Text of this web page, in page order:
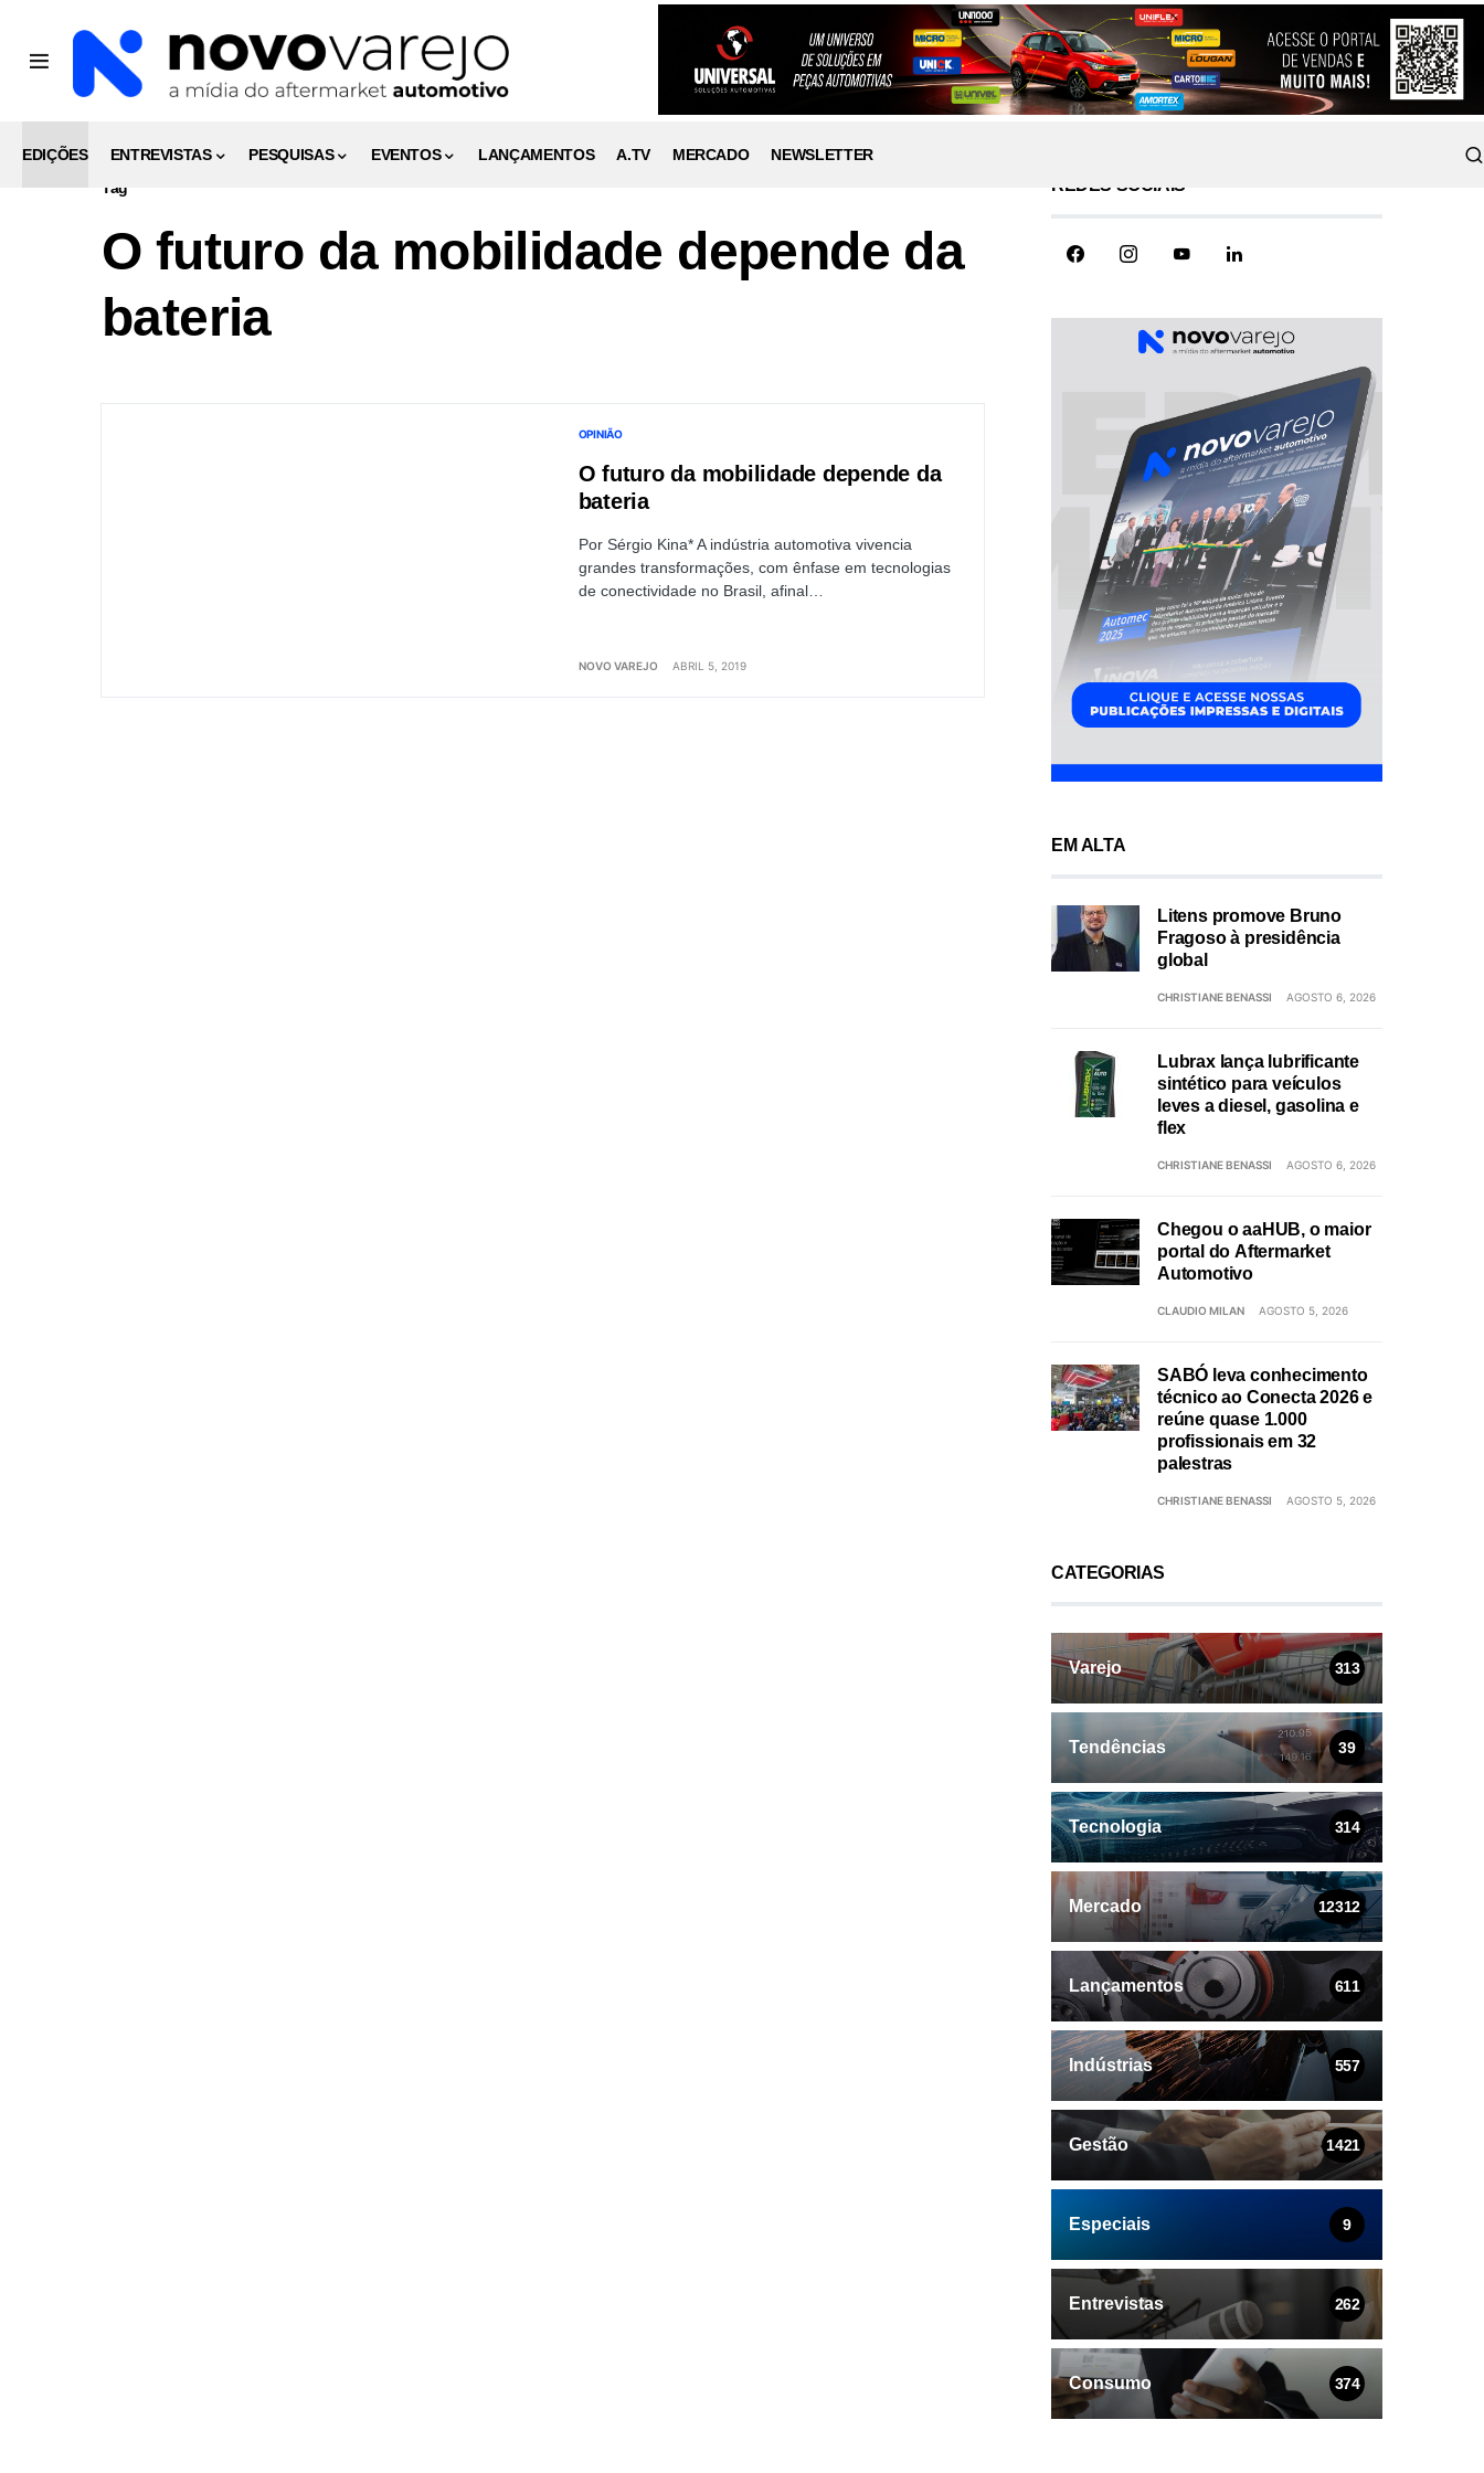
EDIÇÕES ENTREVISTAS PESQUISAS EVENTOS LANÇAMENTOS A.TV MERCADO
NEWSLETTER
Tag
O futuro da mobilidade depende da
bateria
OPINIÃO
O futuro da mobilidade depende da
bateria
Por Sérgio Kina* A indústria automotiva vivencia
grandes transformações, com ênfase em tecnologias
de conectividade no Brasil, afinal…
NOVO VAREJO ABRIL 5, 2019
REDES SOCIAIS
EM ALTA
Litens promove Bruno
Fragoso à presidência
global
CHRISTIANE BENASSI AGOSTO 6, 2026
Lubrax lança lubrificante
sintético para veículos
leves a diesel, gasolina e
flex
CHRISTIANE BENASSI AGOSTO 6, 2026
Chegou o aaHUB, o maior
portal do Aftermarket
Automotivo
CLAUDIO MILAN AGOSTO 5, 2026
SABÓ leva conhecimento
técnico ao Conecta 2026 e
reúne quase 1.000
profissionais em 32
palestras
CHRISTIANE BENASSI AGOSTO 5, 2026
CATEGORIAS
Varejo 313
Tendências 39
Tecnologia 314
Mercado 12312
Lançamentos 611
Indústrias 557
Gestão 1421
Especiais 9
Entrevistas 262
Consumo 374